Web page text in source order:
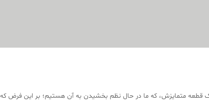
قطعه متمایزش، که ما در حال نظم بخشیدن به آن هستیم؛ بر این فرض که